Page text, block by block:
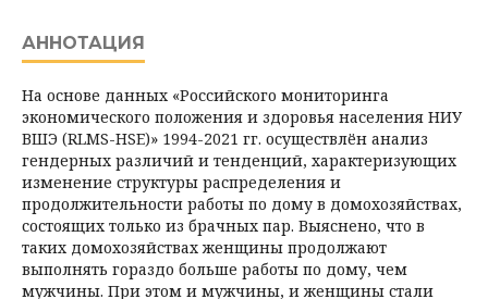
АННОТАЦИЯ
На основе данных «Российского мониторинга
экономического положения и здоровья населения НИУ
ВШЭ (RLMS-HSE)» 1994-2021 гг. осуществлён анализ
гендерных различий и тенденций, характеризующих
изменение структуры распределения и
продолжительности работы по дому в домохозяйствах,
состоящих только из брачных пар. Выяснено, что в
таких домохозяйствах женщины продолжают
выполнять гораздо больше работы по дому, чем
мужчины. При этом и мужчины, и женщины стали